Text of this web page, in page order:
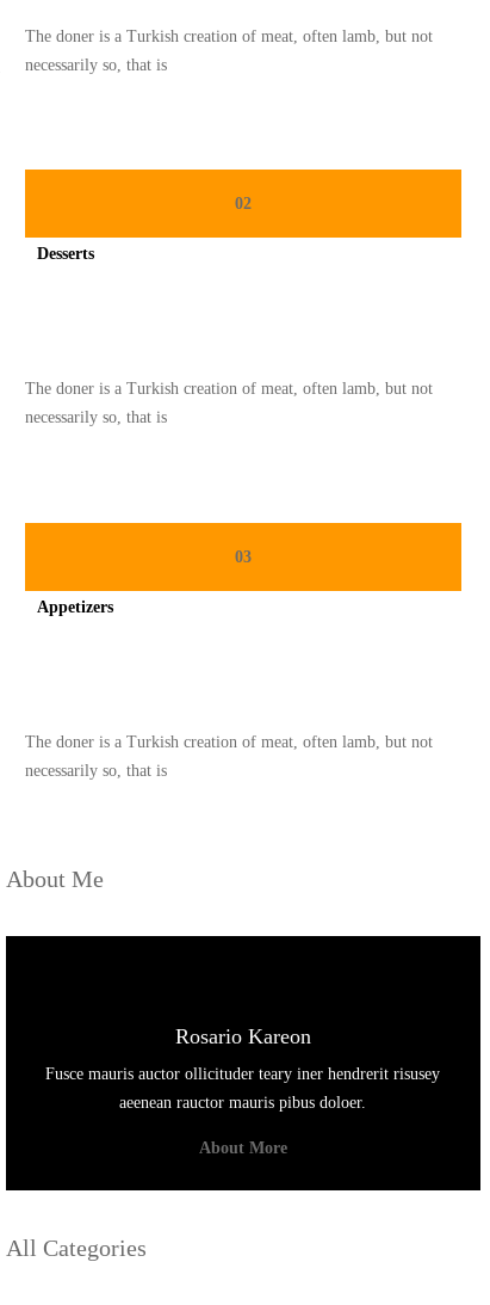
The doner is a Turkish creation of meat, often lamb, but not
necessarily so, that is
02
Desserts
The doner is a Turkish creation of meat, often lamb, but not
necessarily so, that is
03
Appetizers
The doner is a Turkish creation of meat, often lamb, but not
necessarily so, that is
About Me
Rosario Kareon
Fusce mauris auctor ollicituder teary iner hendrerit risusey
aeenean rauctor mauris pibus doloer.
About More
All Categories